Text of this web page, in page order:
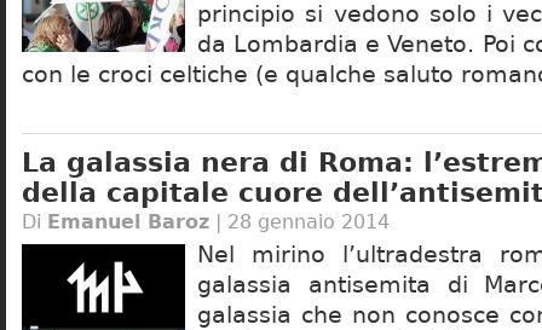
principio si vedono solo i
da Lombardia e Veneto. Poi
con le croci celtiche (e qualche saluto
La galassia nera di Roma:
della capitale cuore
Di Emanuel Baroz | 28 gennaio 2014
Nel mirino l’ultradestra
galassia antisemita di
galassia che non conosce